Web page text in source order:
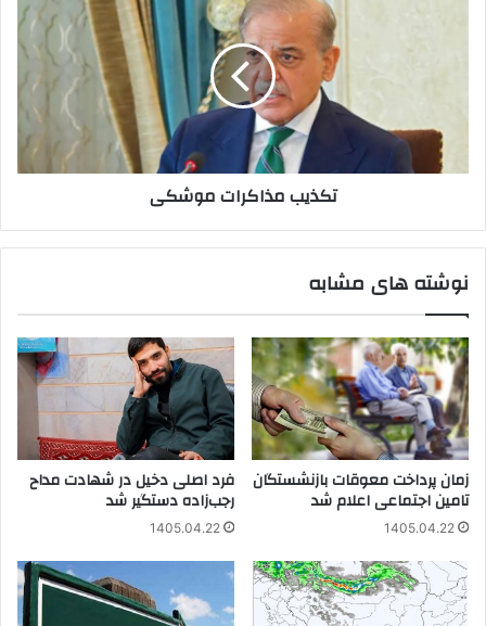
تکذیب مذاکرات موشکی
نوشته های مشابه
زمان پرداخت معوقات بازنشستگان
تامین اجتماعی اعلام شد
1405.04.22
فرد اصلی دخیل در شهادت مداح
رجب‌زاده دستگیر شد
1405.04.22